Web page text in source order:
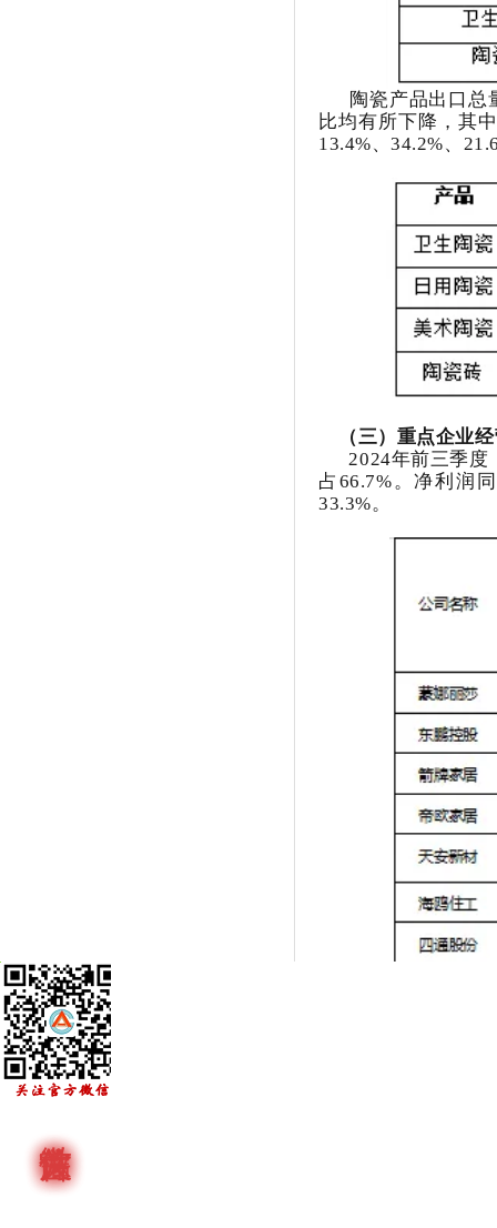
陶瓷产品出口总量
比均有所下降，其
13.4%、34.2%、
（三）重点企业经
2024年前三季度
占66.7%。净利润
33.3%。